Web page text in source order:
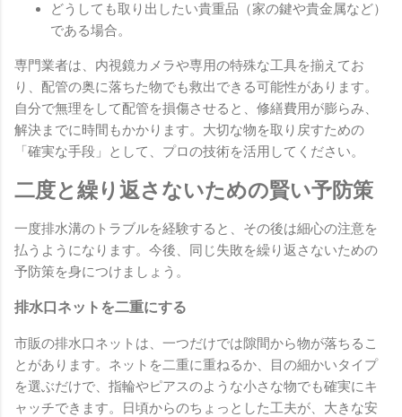
どうしても取り出したい貴重品（家の鍵や貴金属など）
である場合。
専門業者は、内視鏡カメラや専用の特殊な工具を揃えてお
り、配管の奥に落ちた物でも救出できる可能性があります。
自分で無理をして配管を損傷させると、修繕費用が膨らみ、
解決までに時間もかかります。大切な物を取り戻すための
「確実な手段」として、プロの技術を活用してください。
二度と繰り返さないための賢い予防策
一度排水溝のトラブルを経験すると、その後は細心の注意を
払うようになります。今後、同じ失敗を繰り返さないための
予防策を身につけましょう。
排水口ネットを二重にする
市販の排水口ネットは、一つだけでは隙間から物が落ちるこ
とがあります。ネットを二重に重ねるか、目の細かいタイプ
を選ぶだけで、指輪やピアスのような小さな物でも確実にキ
ャッチできます。日頃からのちょっとした工夫が、大きな安